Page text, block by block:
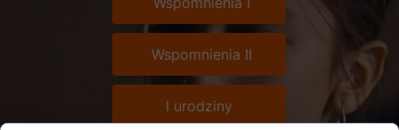
I urodziny
Wspomnienia II